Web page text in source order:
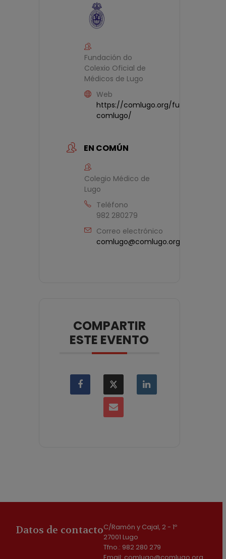
Fundación do
Colexio Oficial de
Médicos de Lugo
Web
https://comlugo.org/fundacion-
comlugo/
EN COMÚN
Colegio Médico de
Lugo
Teléfono
982 280279
Correo electrónico
comlugo@comlugo.org
COMPARTIR
ESTE EVENTO
Datos de contactoC/Ramón y Cajal, 2 - 1º
27001 Lugo
Tfno.: 982 280 279